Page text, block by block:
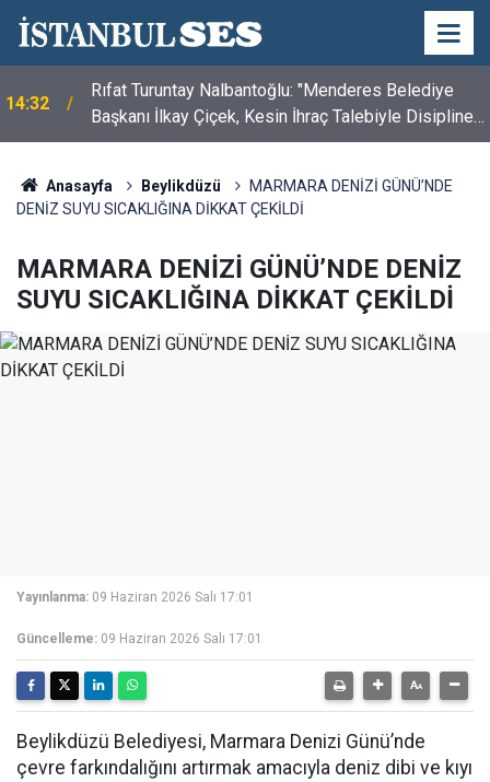
14:32
Rıfat Turuntay Nalbantoğlu: "Menderes Belediye
Başkanı İlkay Çiçek, Kesin İhraç Talebiyle Disipline
Sevk Edildi"
Anasayfa Beylikdüzü
MARMARA DENİZİ GÜNÜ’NDE
DENİZ SUYU SICAKLIĞINA DİKKAT ÇEKİLDİ
MARMARA DENİZİ GÜNÜ’NDE DENİZ
SUYU SICAKLIĞINA DİKKAT ÇEKİLDİ
Yayınlanma: 09 Haziran 2026 Salı 17:01
Güncelleme: 09 Haziran 2026 Salı 17:01
Beylikdüzü Belediyesi, Marmara Denizi Günü’nde
çevre farkındalığını artırmak amacıyla deniz dibi ve kıyı